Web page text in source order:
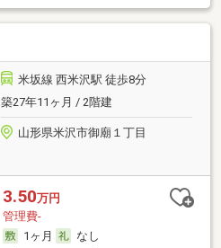
米坂線 西米沢駅 徒歩8分
築27年11ヶ月 / 2階建
山形県米沢市御廟１丁目
3.50万円
管理費-
1ヶ月
なし